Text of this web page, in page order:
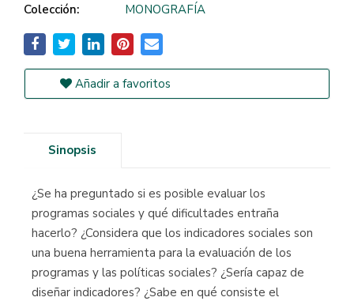
Colección:
MONOGRAFÍA
Añadir a favoritos
Sinopsis
¿Se ha preguntado si es posible evaluar los
programas sociales y qué dificultades entraña
hacerlo? ¿Considera que los indicadores sociales son
una buena herramienta para la evaluación de los
programas y las políticas sociales? ¿Sería capaz de
diseñar indicadores? ¿Sabe en qué consiste el